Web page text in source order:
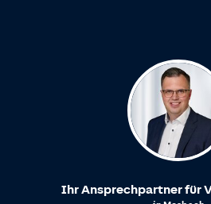
Ihr Ansprechpartner für